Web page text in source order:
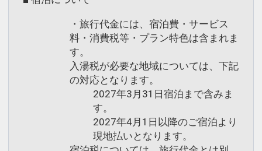
・旅行代金には、宿泊費・サービス
料・消費税等・プラン特色は含まれま
す。
入湯税が必要な地域については、下記
の対応となります。
2027年3月31日宿泊まで含みま
す。
2027年4月1日以降のご宿泊より
現地払いとなります。